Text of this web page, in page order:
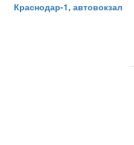
Краснодар-1, автовокзал